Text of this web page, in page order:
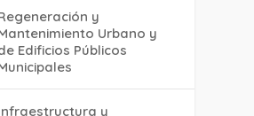
y
Urbano y
Edificios Públicos
y